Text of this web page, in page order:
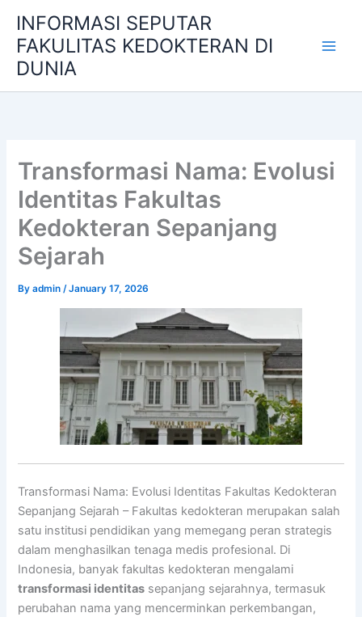
content
INFORMASI SEPUTAR
FAKULITAS KEDOKTERAN DI
DUNIA
Transformasi Nama: Evolusi
Identitas Fakultas
Kedokteran Sepanjang
Sejarah
Byadmin/January 17, 2026
Transformasi Nama: Evolusi Identitas Fakultas Kedokteran
Sepanjang Sejarah – Fakultas kedokteran merupakan salah
satu institusi pendidikan yang memegang peran strategis
dalam menghasilkan tenaga medis profesional. Di
Indonesia, banyak fakultas kedokteran mengalami
transformasi identitas sepanjang sejarahnya, termasuk
perubahan nama yang mencerminkan perkembangan,